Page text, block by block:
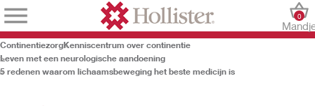
0
ContinentiezorgKenniscentrum over continentie
Leven met een neurologische aandoening
5 redenen waarom lichaamsbeweging het beste medicijn is